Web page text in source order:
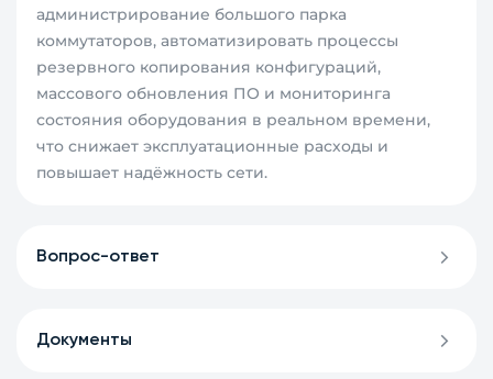
администрирование большого парка
коммутаторов, автоматизировать процессы
резервного копирования конфигураций,
массового обновления ПО и мониторинга
состояния оборудования в реальном времени,
что снижает эксплуатационные расходы и
повышает надёжность сети.
Вопрос-ответ
Документы